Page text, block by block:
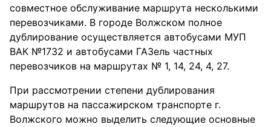
совместное обслуживание маршрута несколькими
перевозчиками. В городе Волжском полное
дублирование осуществляется автобусами МУП
ВАК №1732 и автобусами ГАЗель частных
перевозчиков на маршрутах № 1, 14, 24, 4, 27.
При рассмотрении степени дублирования
маршрутов на пассажирском транспорте г.
Волжского можно выделить следующие основные